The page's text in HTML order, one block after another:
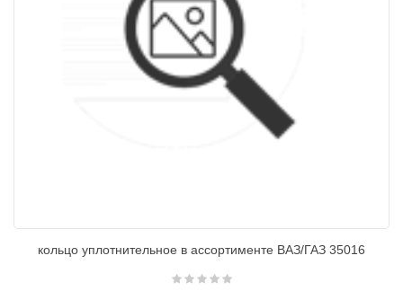
кольцо уплотнительное в ассортименте ВАЗ/ГАЗ 35016